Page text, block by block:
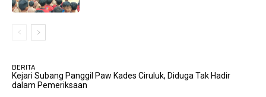
BERITA
Kejari Subang Panggil Paw Kades Ciruluk, Diduga Tak Hadir
dalam Pemeriksaan